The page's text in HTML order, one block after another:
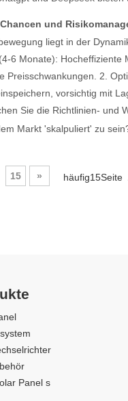
und
liegt in der
6 Monate):
2.
vorsichtig mit
Sie die Richtlinien-
Markt 'skalpuliert' zu
15 » häufig15Seite
Panel s